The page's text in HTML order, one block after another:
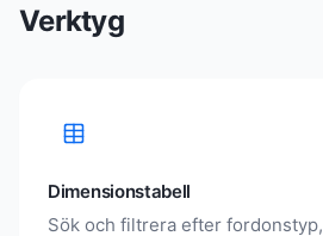
Verktyg
Dimensionstabell
Sök och filtrera efter fordonstyp,